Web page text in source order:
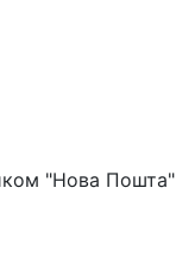
"Нова Пошта"